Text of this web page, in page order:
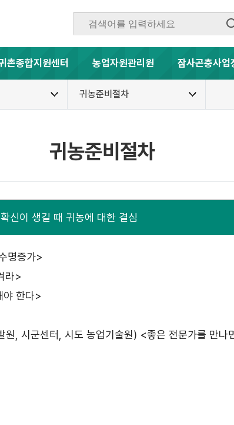
촌종합지원센터 농업자원관리원 잠사곤충사업
귀농준비절차
귀농준비절차
신이 생길 때 귀농에 대한 결심
명증가>
라>
야 한다>
, 시군센터, 시도 농업기술원) <좋은 전문가를 만나